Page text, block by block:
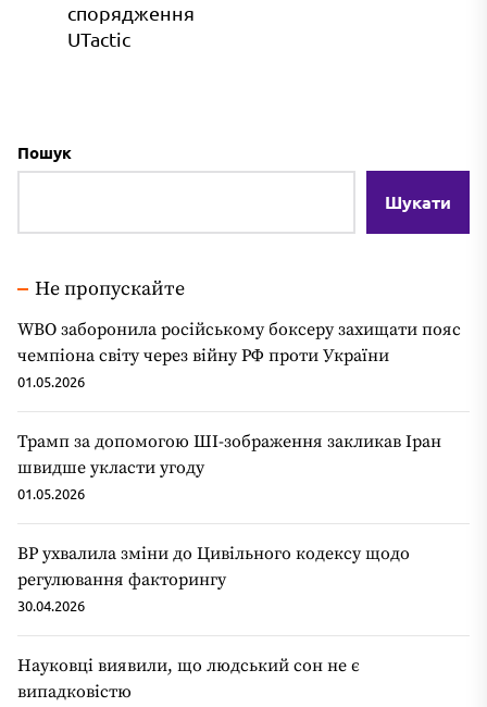
спорядження
UTactic
Пошук
Шукати
Не пропускайте
WBO заборонила російському боксеру захищати пояс
чемпіона світу через війну РФ проти України
01.05.2026
Трамп за допомогою ШІ-зображення закликав Іран
швидше укласти угоду
01.05.2026
ВР ухвалила зміни до Цивільного кодексу щодо
регулювання факторингу
30.04.2026
Науковці виявили, що людський сон не є
випадковістю